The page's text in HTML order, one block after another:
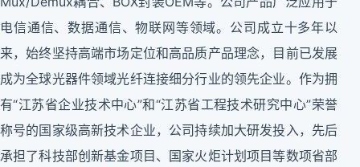
电信通信、数据通信、物联网等领域。公司成立十多年以
来，始终坚持高端市场定位和高品质产品理念，目前已发展
成为全球光器件领域光纤连接细分行业的领先企业。作为拥
有“江苏省企业技术中心”和“江苏省工程技术研究中心”荣誉
称号的国家级高新技术企业，公司持续加大研发投入，先后
承担了科技部创新基金项目、国家火炬计划项目等数项省部